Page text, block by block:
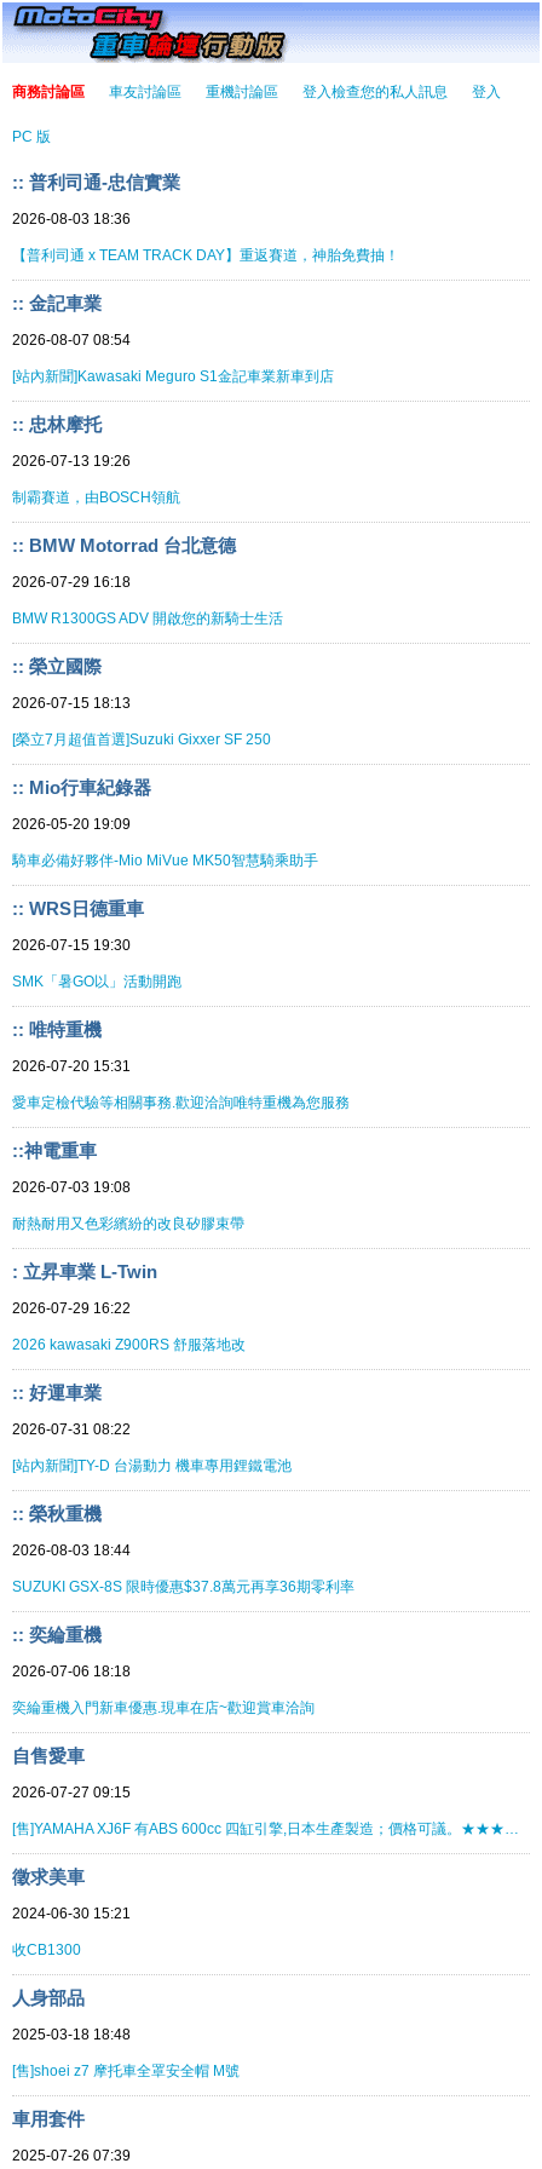
商務討論區 車友討論區 重機討論區 登入檢查您的私人訊息 登入
PC 版
:: 普利司通-忠信實業
2026-08-03 18:36
【普利司通 x TEAM TRACK DAY】重返賽道，神胎免費抽！
:: 金記車業
2026-08-07 08:54
[站內新聞]Kawasaki Meguro S1金記車業新車到店
:: 忠林摩托
2026-07-13 19:26
制霸賽道，由BOSCH領航
:: BMW Motorrad 台北意德
2026-07-29 16:18
BMW R1300GS ADV 開啟您的新騎士生活
:: 榮立國際
2026-07-15 18:13
[榮立7月超值首選]Suzuki Gixxer SF 250
:: Mio行車紀錄器
2026-05-20 19:09
騎車必備好夥伴-Mio MiVue MK50智慧騎乘助手
:: WRS日德重車
2026-07-15 19:30
SMK「暑GO以」活動開跑
:: 唯特重機
2026-07-20 15:31
愛車定檢代驗等相關事務.歡迎洽詢唯特重機為您服務
::神電重車
2026-07-03 19:08
耐熱耐用又色彩繽紛的改良矽膠束帶
: 立昇車業 L-Twin
2026-07-29 16:22
2026 kawasaki Z900RS 舒服落地改
:: 好運車業
2026-07-31 08:22
[站內新聞]TY-D 台湯動力 機車專用鋰鐵電池
:: 榮秋重機
2026-08-03 18:44
SUZUKI GSX-8S 限時優惠$37.8萬元再享36期零利率
:: 奕綸重機
2026-07-06 18:18
奕綸重機入門新車優惠.現車在店~歡迎賞車洽詢
自售愛車
2026-07-27 09:15
[售]YAMAHA XJ6F 有ABS 600cc 四缸引擎,日本生產製造；價格可議。★★★★★★★★
徵求美車
2024-06-30 15:21
收CB1300
人身部品
2025-03-18 18:48
[售]shoei z7 摩托車全罩安全帽 M號
車用套件
2025-07-26 07:39